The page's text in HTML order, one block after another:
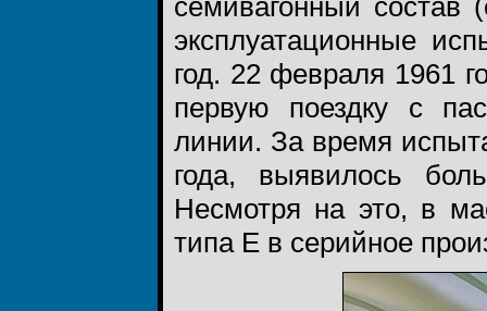
семивагонный
эксплуатационные
год. 22 февраля 1961
первую поездку с
линии. За время
года, выявилось
Несмотря на это, в
типа Е в серийное